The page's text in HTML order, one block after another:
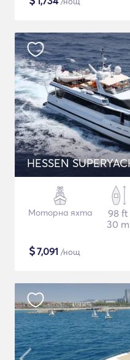
HESSEN
Моторна яхта
98 ft
30 m
$7,091 /нощ